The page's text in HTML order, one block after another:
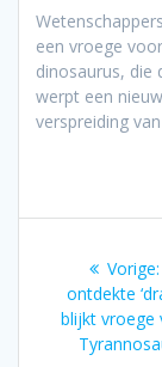
een vroege
dinosaurus, die
werpt een
verspreiding
Vorige:
ontdekte
blijkt vroege